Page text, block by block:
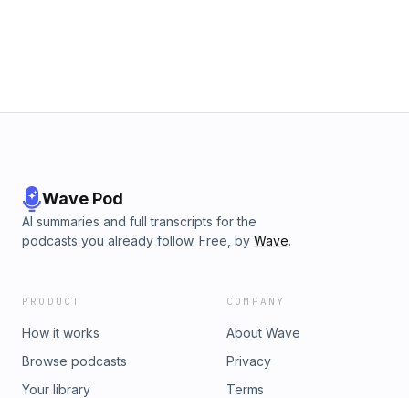
Wave Pod
AI summaries and full transcripts for the
podcasts you already follow. Free, by Wave.
PRODUCT
How it works
Browse podcasts
Your library
COMPANY
About Wave
Privacy
Terms